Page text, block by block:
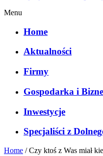
Menu
Home
Aktualności
Firmy
Gospodarka i
Inwestycje
Specjaliści z
Home /Czy ktoś z Was miał